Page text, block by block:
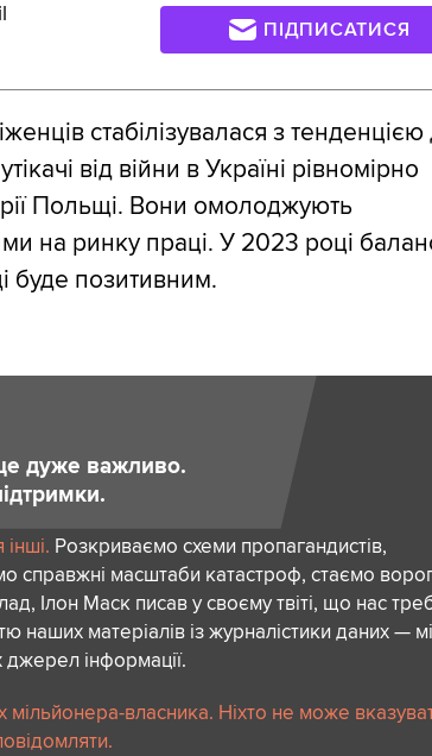
ПІДПИСАТИСЯ
стабілізувалася з тенденцією
від війни в Україні рівномірно
Польщі. Вони омолоджують
на ринку праці. У 2023 році
буде позитивним.
дуже важливо.
Розкриваємо схеми пропагандистів,
справжні масштаби катастроф, стаємо
Ілон Маск писав у своєму твіті, що нас
наших матеріалів із журналістики даних —
джерел інформації.
власника. Ніхто не може